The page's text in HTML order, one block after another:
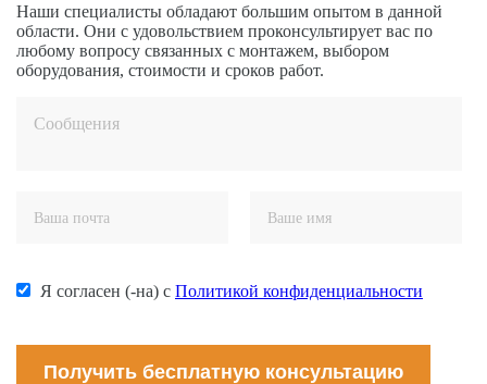
Наши специалисты обладают большим опытом в данной
области. Они с удовольствием проконсультирует вас по
любому вопросу связанных с монтажем, выбором
оборудования, стоимости и сроков работ.
Я согласен (-на) с Политикой конфиденциальности
Получить бесплатную консультацию